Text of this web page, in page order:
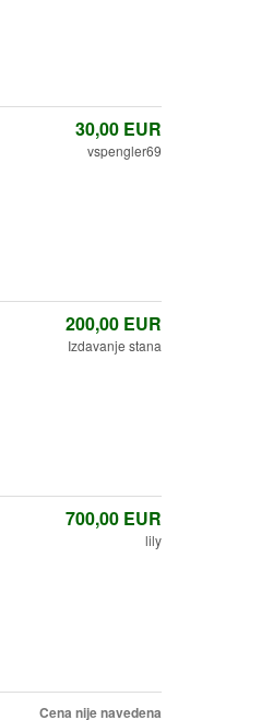
30,00EUR
vspengler69
200,00EUR
Izdavanje stana
700,00EUR
lily
Cena nije navedena